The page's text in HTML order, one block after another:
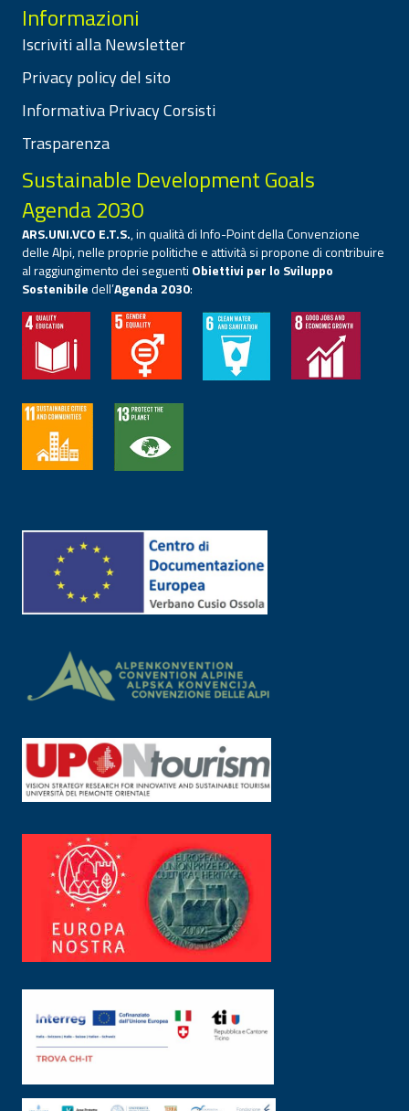
Informazioni
Iscriviti alla Newsletter
Privacy policy del sito
Informativa Privacy Corsisti
Trasparenza
Sustainable Development Goals
Agenda 2030
ARS.UNI.VCO E.T.S., in qualità di Info-Point della Convenzione
delle Alpi, nelle proprie politiche e attività si propone di contribuire
al raggiungimento dei seguenti Obiettivi per lo Sviluppo
Sostenibiledell’Agenda 2030: